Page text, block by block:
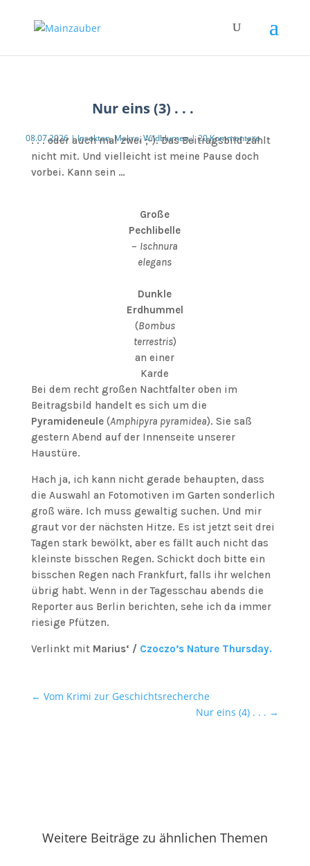
Nur eins (3) . . .
08.07.2026|Insekten,Makro,Wildblumen|20 Kommentare
. . . oder auch mal zwei ;-). Das Beitragsbild zählt
nicht mit. Und vielleicht ist meine Pause doch
vorbei. Kann sein …
Große
Pechlibelle
– Ischnura
elegans
Dunkle
Erdhummel
(Bombus
terrestris)
an einer
Karde
Bei dem recht großen Nachtfalter oben im
Beitragsbild handelt es sich um die
Pyramideneule(Amphipyra pyramidea). Sie saß
gestern Abend auf der Innenseite unserer
Haustüre.
Hach ja, ich kann nicht gerade behaupten, dass
die Auswahl an Fotomotiven im Garten sonderlich
groß wäre. Ich muss gewaltig suchen. Und mir
graut vor der nächsten Hitze. Es ist jetzt seit drei
Tagen stark bewölkt, aber es fällt auch nicht das
kleinste bisschen Regen. Schickt doch bitte ein
bisschen Regen nach Frankfurt, falls ihr welchen
übrig habt. Wenn in der Tagesschau abends die
Reporter aus Berlin berichten, sehe ich da immer
riesige Pfützen.
Verlinkt mit Marius‘ /Czoczo’s Nature Thursday.
← Vom Krimi zur Geschichtsrecherche
Nur eins (4) . . . →
Weitere Beiträge zu ähnlichen Themen